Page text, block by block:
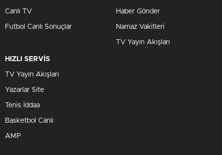
Canlı TV
Futbol Canlı Sonuçlar
Haber Gönder
Namaz Vakitleri
TV Yayın Akışları
HIZLI SERVİS
TV Yayın Akışları
Yazarlar Site
Tenis İddaa
Basketbol Canlı
AMP